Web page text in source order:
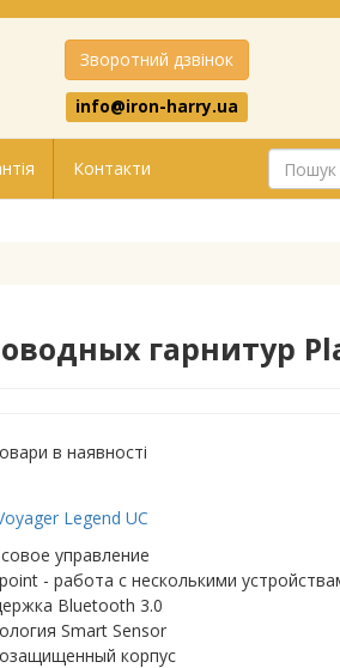
Зворотний дзвінок
info@iron-harry.ua
Контакти
гарнитур
в наявності
Legend UC
управление
- работа с несколькими
Bluetooth 3.0
Smart Sensor
корпус